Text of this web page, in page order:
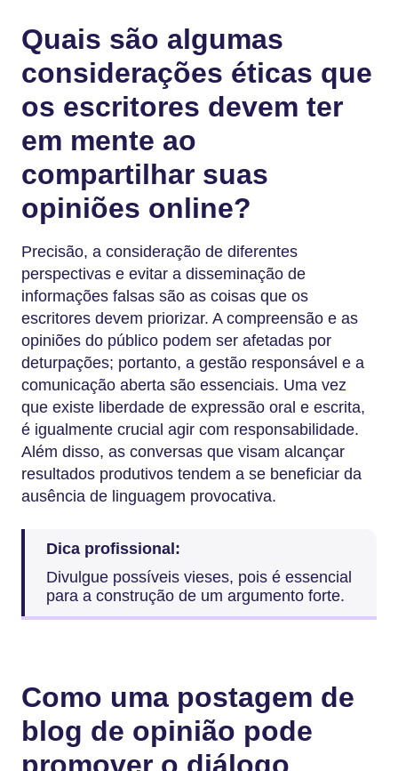
Quais são algumas
considerações éticas que
os escritores devem ter
em mente ao
compartilhar suas
opiniões online?
Precisão, a consideração de diferentes
perspectivas e evitar a disseminação de
informações falsas são as coisas que os
escritores devem priorizar. A compreensão e as
opiniões do público podem ser afetadas por
deturpações; portanto, a gestão responsável e a
comunicação aberta são essenciais. Uma vez
que existe liberdade de expressão oral e escrita,
é igualmente crucial agir com responsabilidade.
Além disso, as conversas que visam alcançar
resultados produtivos tendem a se beneficiar da
ausência de linguagem provocativa.
Dica profissional:
Divulgue possíveis vieses, pois é essencial
para a construção de um argumento forte.
Como uma postagem de
blog de opinião pode
promover o diálogo